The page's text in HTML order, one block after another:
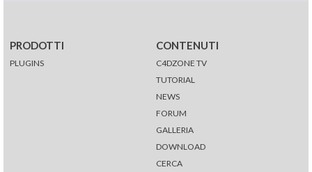
PRODOTTI
PLUGINS
CONTENUTI
C4DZONE TV
TUTORIAL
NEWS
FORUM
GALLERIA
DOWNLOAD
CERCA